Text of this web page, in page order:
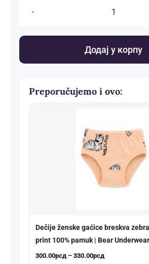
Ženski
veš
Додај у корпу
Preporučujemo i ovo:
Dečije ženske gaćice breskva
print 100% pamuk | Bear Underwear
300.00рсд – 330.00рсдРаспон